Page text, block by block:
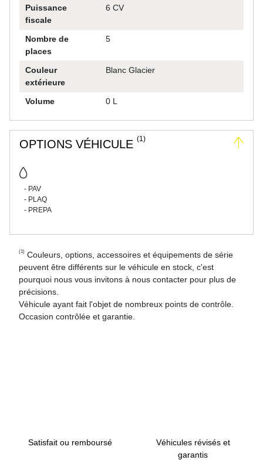
Puissance
fiscale
6 CV
Nombre de
places
5
Couleur
extérieure
Blanc Glacier
Volume 0 L
OPTIONS VÉHICULE (1)
PAV
PLAQ
PREPA
(1) Couleurs, options, accessoires et équipements de série
peuvent être différents sur le véhicule en stock, c'est
pourquoi nous vous invitons à nous contacter pour plus de
précisions.
Véhicule ayant fait l'objet de nombreux points de contrôle.
Occasion contrôlée et garantie.
Satisfait ou remboursé
Véhicules révisés et
garantis